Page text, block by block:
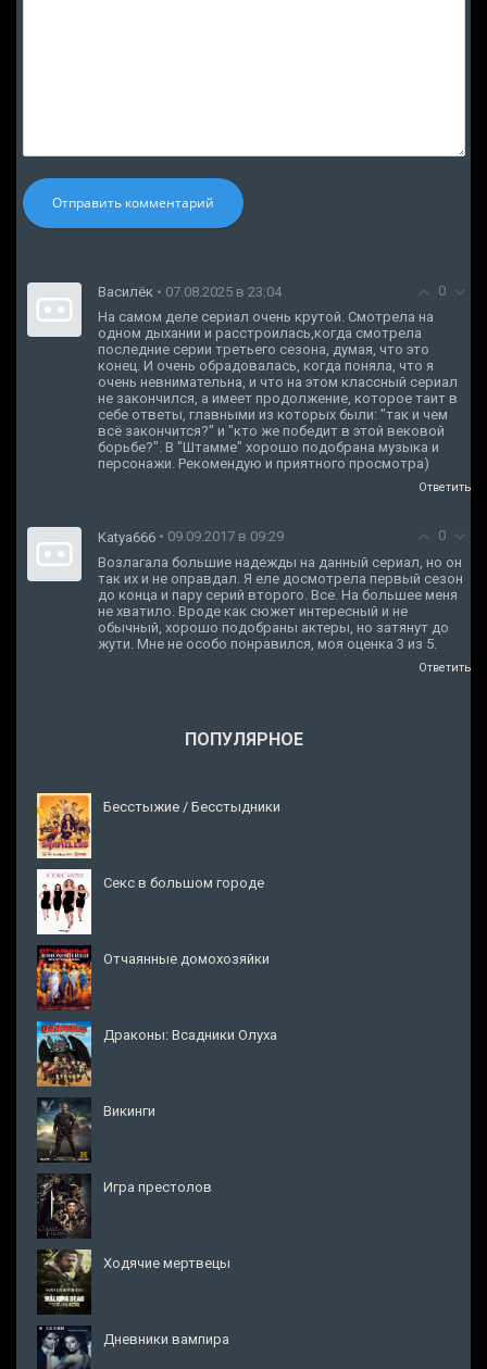
Отправить комментарий
0
Василёк • 07.08.2025 в 23:04
На самом деле сериал очень крутой. Смотрела на
одном дыхании и расстроилась,когда смотрела
последние серии третьего сезона, думая, что это
конец. И очень обрадовалась, когда поняла, что я
очень невнимательна, и что на этом классный сериал
не закончился, а имеет продолжение, которое таит в
себе ответы, главными из которых были: "так и чем
всё закончится?" и "кто же победит в этой вековой
борьбе?". В "Штамме" хорошо подобрана музыка и
персонажи. Рекомендую и приятного просмотра)
Ответить
0
Katya666 • 09.09.2017 в 09:29
Возлагала большие надежды на данный сериал, но он
так их и не оправдал. Я еле досмотрела первый сезон
до конца и пару серий второго. Все. На большее меня
не хватило. Вроде как сюжет интересный и не
обычный, хорошо подобраны актеры, но затянут до
жути. Мне не особо понравился, моя оценка 3 из 5.
Ответить
ПОПУЛЯРНОЕ
Бесстыжие / Бесстыдники
Секс в большом городе
Отчаянные домохозяйки
Драконы: Всадники Олуха
Викинги
Игра престолов
Ходячие мертвецы
Дневники вампира